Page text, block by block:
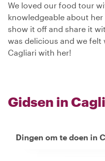
We loved our food tour
knowledgeable about
show it off and share it
was delicious and we felt
Cagliari with her!
Gidsen in
Dingen om te doen in